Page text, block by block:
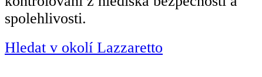
spolehlivosti.
Hledat v okolí Lazzaretto